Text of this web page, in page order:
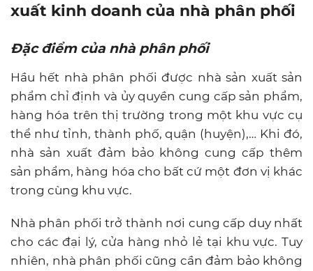
xuất kinh doanh của nhà phân phối
Đặc điểm của nhà phân phối
Hầu hết nhà phân phối được nhà sản xuất sản
phẩm chỉ định và ủy quyền cung cấp sản phẩm,
hàng hóa trên thị trường trong một khu vực cụ
thể như tỉnh, thành phố, quận (huyện),… Khi đó,
nhà sản xuất đảm bảo không cung cấp thêm
sản phẩm, hàng hóa cho bất cứ một đơn vị khác
trong cùng khu vực.
Nhà phân phối trở thành nơi cung cấp duy nhất
cho các đại lý, cửa hàng nhỏ lẻ tại khu vực. Tuy
nhiên, nhà phân phối cũng cần đảm bảo không